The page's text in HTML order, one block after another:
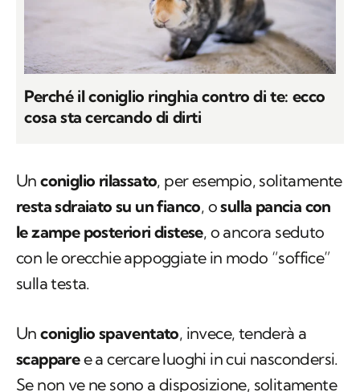
Perché il coniglio ringhia contro di te: ecco
cosa sta cercando di dirti
Un coniglio rilassato, per esempio, solitamente
resta sdraiato su un fianco, osulla pancia con
le zampe posteriori distese, o ancora seduto
con le orecchie appoggiate in modo “soffice”
sulla testa.
Un coniglio spaventato, invece, tenderà a
scapparee a cercare luoghi in cui nascondersi.
Se non ve ne sono a disposizione, solitamente